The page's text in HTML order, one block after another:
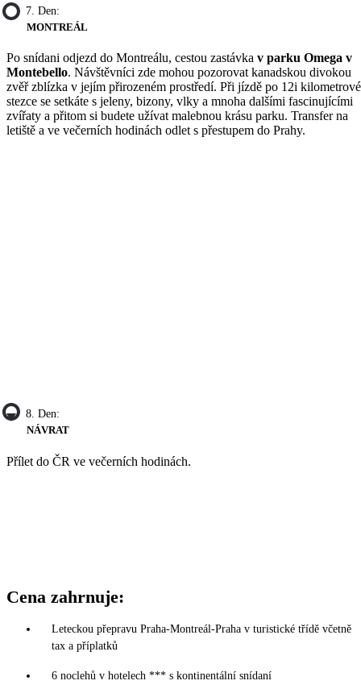
7. Den:
MONTREÁL
Po snídani odjezd do Montreálu, cestou zastávka v parku Omega v
Montebello. Návštěvníci zde mohou pozorovat kanadskou divokou
zvěř zblízka v jejím přirozeném prostředí. Při jízdě po 12i kilometrové
stezce se setkáte s jeleny, bizony, vlky a mnoha dalšími fascinujícími
zvířaty a přitom si budete užívat malebnou krásu parku. Transfer na
letiště a ve večerních hodinách odlet s přestupem do Prahy.
8. Den:
NÁVRAT
Přílet do ČR ve večerních hodinách.
Cena zahrnuje:
Leteckou přepravu Praha-Montreál-Praha v turistické třídě včetně
tax a příplatků
6 noclehů v hotelech *** s kontinentální snídaní